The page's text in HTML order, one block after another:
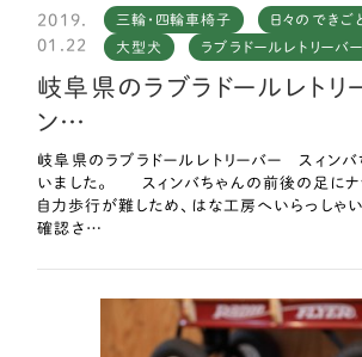
2019.
01.22
三輪・四輪車椅子 日々のできご
大型犬
ラブラドールレトリーバー
岐阜県のラブラドールレト
ン…
岐阜県のラブラドールレトリーバー スィンバ
いました。 スィンバちゃんの前後の足にナックリングがあり、
自力歩行が難しため、はな工房へいらっしゃ
確認さ…